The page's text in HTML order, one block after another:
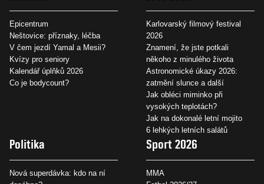
Epicentrum
Neštovice: příznaky, léčba
V čem jezdí Yamal a Mesii?
Kvízy pro seniory
Kalendář úplňků 2026
Co je bodycount?
Karlovarský filmový festival
2026
Znamení, že jste potkali
někoho z minulého života
Astronomické úkazy 2026:
zatmění slunce a další
Jak obléci miminko při
vysokých teplotách?
Jak na dokonalé letní mojito
6 lehkých letních salátů
Politika
Nová superdávka: kdo na ní
Sport 2026
MMA